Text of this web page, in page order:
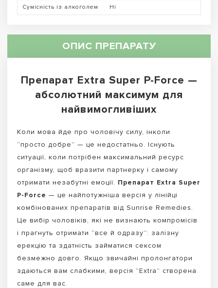
Сумісність із алкоголем Ні
ОПИС ПРЕПАРАТУ
Препарат Extra Super P-Force —
абсолютний максимум для
найвимогливіших
Коли мова йде про чоловічу силу, інколи
“просто добре” — це недостатньо. Існують
ситуації, коли потрібен максимальний ресурс
організму, щоб вразити партнерку і самому
отримати незабутні емоції. Препарат Extra Super
P-Force — це найпотужніша версія у лінійці
комбінованих препаратів від Sunrise Remedies.
Це вибір чоловіків, які не визнають компромісів
і прагнуть отримати “все й одразу”: залізну
ерекцію та здатність займатися сексом
безмежно довго. Якщо звичайні пролонгатори
здаються вам слабкими, версія “Extra” створена
саме для вас.